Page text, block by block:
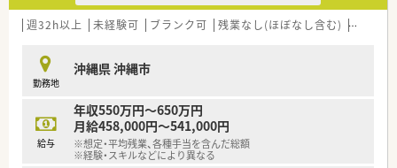
■賞与は年2回で計4.0ヶ月分の支給実績があるほか、管理薬剤師
を希望される場合には別途役職手当の支給も相談可能です。
り、将来を見据えて腰を据えて働ける条件です。
週32h以上 未経験可 ブランク可 残業なし(ほぼなし含む) 転勤な
勤務地
沖縄県 沖縄市
給与
年収550万円～650万円
月給458,000円～541,000円
※想定・平均残業、各種手当を含んだ総額
※経験・スキルなどにより異なる